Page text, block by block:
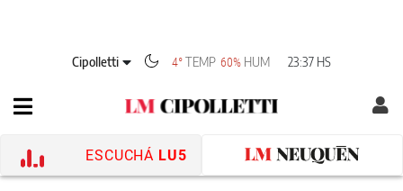
Cipolletti 4°TEMP 60% HUM 23:37 HS
ESCUCHÁ LU5